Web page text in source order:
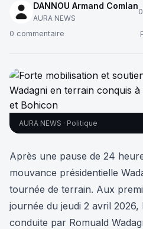
DANNOU Armand Comlan
AURA NEWS
0 commentaire
AURA NEWS · Politique
Après une pause de 24
mouvance présidentielle
tournée de terrain. Aux
journée du jeudi 2 avril 2026,
conduite par Romuald